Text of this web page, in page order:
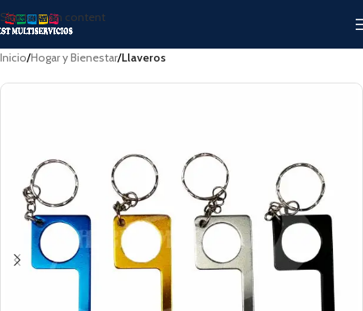
Skip to main content
Inicio Hogar y Bienestar Llaveros